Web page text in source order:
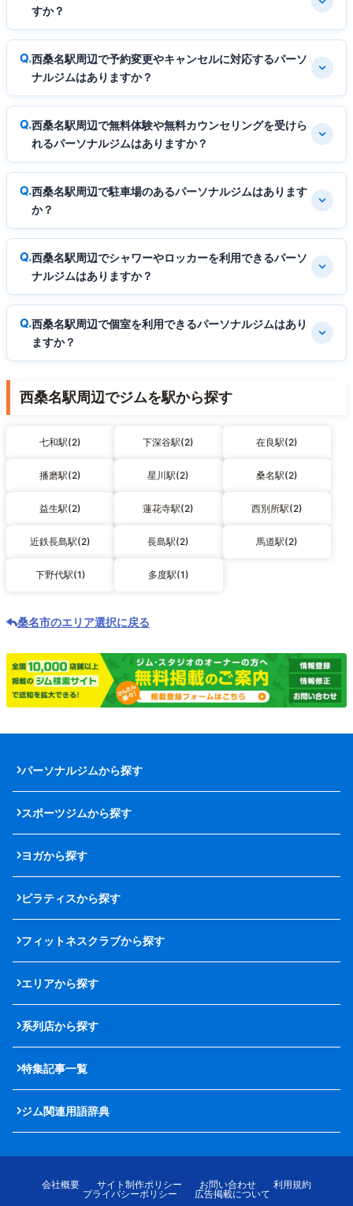
すか？
西桑名駅周辺で予約変更やキャンセルに対応するパーソ
ナルジムはありますか？
西桑名駅周辺で無料体験や無料カウンセリングを受けら
れるパーソナルジムはありますか？
西桑名駅周辺で駐車場のあるパーソナルジムはあります
か？
西桑名駅周辺でシャワーやロッカーを利用できるパーソ
ナルジムはありますか？
西桑名駅周辺で個室を利用できるパーソナルジムはあり
ますか？
西桑名駅周辺でジムを駅から探す
七和駅(2) 下深谷駅(2) 在良駅(2)
播磨駅(2) 星川駅(2) 桑名駅(2)
益生駅(2) 蓮花寺駅(2) 西別所駅(2)
近鉄長島駅(2) 長島駅(2) 馬道駅(2)
下野代駅(1) 多度駅(1)
桑名市のエリア選択に戻る
パーソナルジムから探す
スポーツジムから探す
ヨガから探す
ピラティスから探す
フィットネスクラブから探す
エリアから探す
系列店から探す
特集記事一覧
ジム関連用語辞典
会社概要 サイト制作ポリシー お問い合わせ
利用規約
プライバシーポリシー
広告掲載について